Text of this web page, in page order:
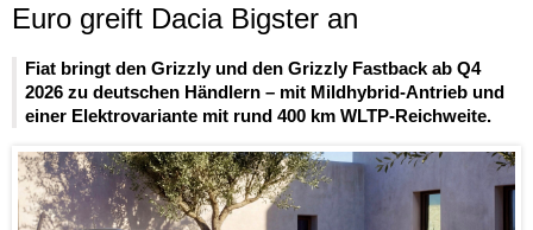
Euro greift Dacia Bigster an
Fiat bringt den Grizzly und den Grizzly Fastback ab Q4
2026 zu deutschen Händlern – mit Mildhybrid-Antrieb und
einer Elektrovariante mit rund 400 km WLTP-Reichweite.